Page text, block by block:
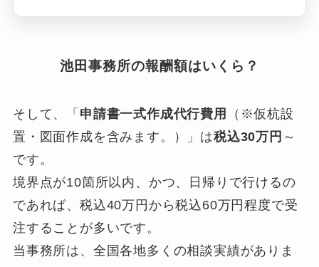
池田事務所の報酬額はいくら？
そして、「 申請書一式作成代行費用
（※仮杭設
置・図面作成を含みます。）」は税込30万円 ～
です。
境界点が10箇所以内、かつ、日帰りで行けるの
であれば、税込40万円から税込60万円程度で受
注することが多いです。
当事務所は、全国各地多くの相談実績がありま